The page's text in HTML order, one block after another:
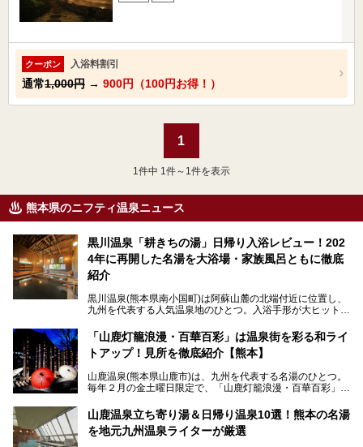
クーポン 入浴料割引
通常1,000円 → 900円（100円お得！）
1
1 件中 1件～1件を表示
熊本県のニフティ温泉ニュース
黒川温泉「耕きちの湯」日帰り入浴レビュー！202
4年に再開した名湯を大浴場・家族風呂ともに徹底
紹介
黒川温泉(熊本県南小国町)は阿蘇山麓の北端付近に位置し、
九州を代表する人気温泉地のひとつ。入浴手形が大ヒット
す。
中でも「耕きち(こうきち)の湯」は露天風呂を持たないもの
り一度廃業しましたが、2024年10月に営業再開。数多くの
温泉ファンに注目される名湯です。
今回は再開した耕きちの湯を訪問し、全浴室(男女別大浴
「山鹿灯籠浪漫・百華百彩」は温泉街を彩る和ライ
トアップ！見所を徹底紹介【熊本】
山鹿温泉(熊本県山鹿市)は、九州を代表する名湯のひとつ。
毎年２月の金土曜日限定で、「山鹿灯籠浪漫・百華百彩」
ます。和傘や竹、ろうそくなどを用いて、和情緒たっぷりの
ライトアップが無料で楽しめます。
山鹿温泉立ち寄り湯＆日帰り温泉10選！熊本の名湯
を地元九州温泉ライターが厳選